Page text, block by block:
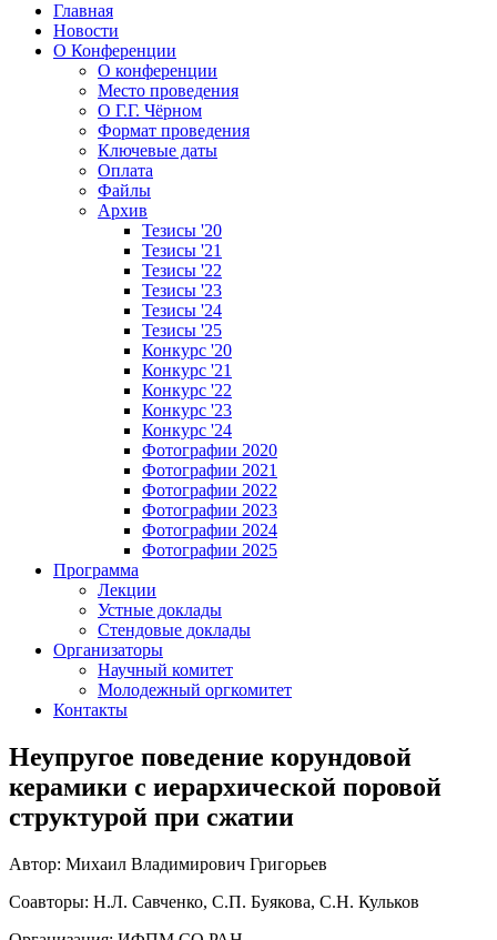
Главная
Новости
О Конференции
О конференции
Место проведения
О Г.Г. Чёрном
Формат проведения
Ключевые даты
Оплата
Файлы
Архив
Тезисы '20
Тезисы '21
Тезисы '22
Тезисы '23
Тезисы '24
Тезисы '25
Конкурс '20
Конкурс '21
Конкурс '22
Конкурс '23
Конкурс '24
Фотографии 2020
Фотографии 2021
Фотографии 2022
Фотографии 2023
Фотографии 2024
Фотографии 2025
Программа
Лекции
Устные доклады
Стендовые доклады
Организаторы
Научный комитет
Молодежный оргкомитет
Контакты
Неупругое поведение корундовой
керамики с иерархической поровой
структурой при сжатии
Автор: Михаил Владимирович Григорьев
Соавторы: Н.Л. Савченко, С.П. Буякова, С.Н. Кульков